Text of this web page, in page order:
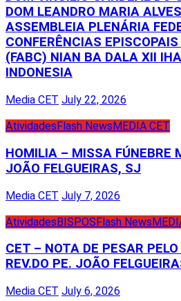
DOM LEANDRO MARIA
ASSEMBLEIA PLENÁRIA
CONFERÊNCIAS
(FABC) NIAN BA DALA XII
INDONESIA
Media CET July 22, 2026
AtividadesFlash NewsMEDIA CET
HOMILIA – MISSA FÚNEBRE
JOÃO FELGUEIRAS, SJ
Media CET July 7, 2026
AtividadesBISPOSFlash News
CET – NOTA DE PESAR
REV.DO PE. JOÃO
Media CET July 6, 2026